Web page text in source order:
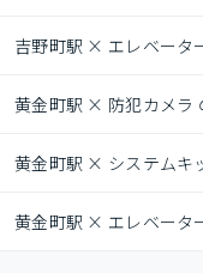
吉野町駅 × エレベータ
黄金町駅 × 防犯カメラ
黄金町駅 × システムキ
黄金町駅 × エレベータ